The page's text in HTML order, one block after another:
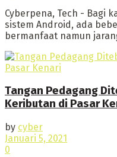
Cyberpena, Tech - Bagi
sistem Android, ada
bermanfaat namun
Tangan Pedagang
Keributan di Pasar
by cyber
Januari 5, 2021
0